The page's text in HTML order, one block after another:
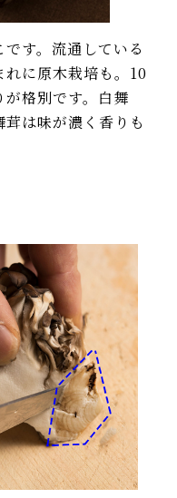
す。流通している
に原木栽培も。10
格別です。白舞
は味が濃く香りも